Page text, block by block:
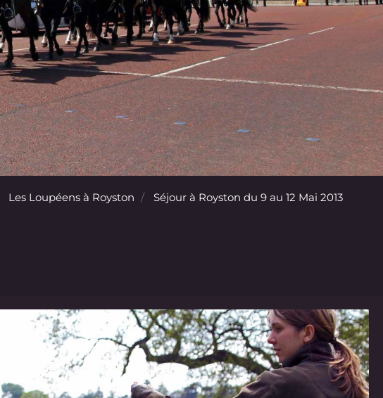
Les Loupéens à Royston
Séjour à Royston du 9 au 12 Mai 2013